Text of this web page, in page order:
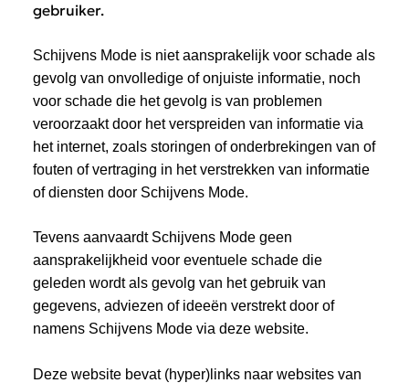
gebruiker.
Schijvens Mode is niet aansprakelijk voor schade als
gevolg van onvolledige of onjuiste informatie, noch
voor schade die het gevolg is van problemen
veroorzaakt door het verspreiden van informatie via
het internet, zoals storingen of onderbrekingen van of
fouten of vertraging in het verstrekken van informatie
of diensten door Schijvens Mode.
Tevens aanvaardt Schijvens Mode geen
aansprakelijkheid voor eventuele schade die
geleden wordt als gevolg van het gebruik van
gegevens, adviezen of ideeën verstrekt door of
namens Schijvens Mode via deze website.
Deze website bevat (hyper)links naar websites van